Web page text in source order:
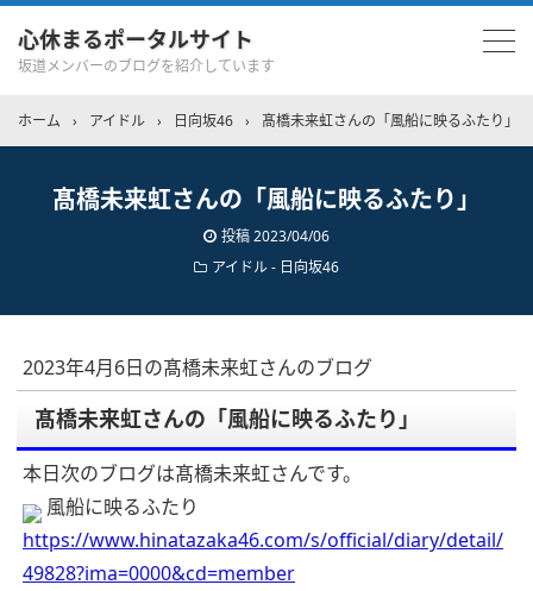
心休まるポータルサイト
坂道メンバーのブログを紹介しています
ホーム › アイドル › 日向坂46 › 髙橋未来虹さんの「風船に映るふたり」
髙橋未来虹さんの「風船に映るふたり」
投稿2023/04/06
アイドル - 日向坂46
2023年4月6日の髙橋未来虹さんのブログ
髙橋未来虹さんの「風船に映るふたり」
本日次のブログは髙橋未来虹さんです。
風船に映るふたり
https://www.hinatazaka46.com/s/official/diary/detail/
49828?ima=0000&cd=member